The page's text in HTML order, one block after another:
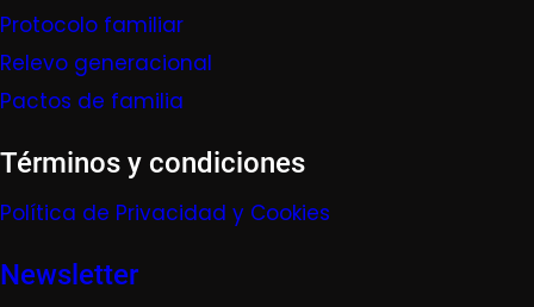
Protocolo familiar
Relevo generacional
Pactos de familia
Términos y condiciones
Política de Privacidad y Cookies
Newsletter